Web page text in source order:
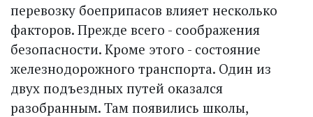
перевозку боеприпасов влияет несколько
факторов. Прежде всего - соображения
безопасности. Кроме этого - состояние
железнодорожного транспорта. Один из
двух подъездных путей оказался
разобранным. Там появились школы,